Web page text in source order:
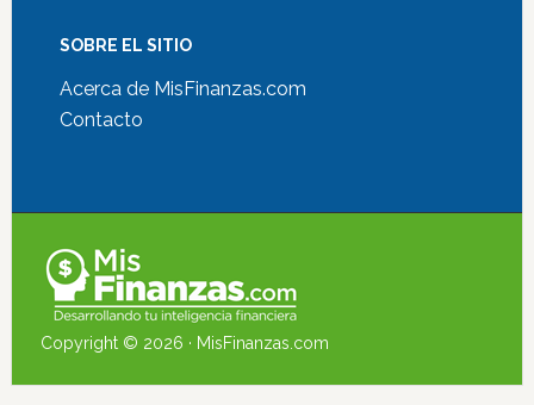
SOBRE EL SITIO
Acerca de MisFinanzas.com
Contacto
Copyright © 2026 · MisFinanzas.com